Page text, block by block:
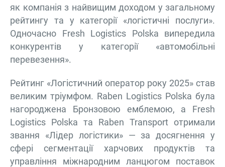
як компанія з найвищим доходом у загальному
рейтингу та у категорії «логістичні послуги».
Одночасно Fresh Logistics Polska випередила
конкурентів у категорії «автомобільні
перевезення».
Рейтинг «Логістичний оператор року 2025» став
великим тріумфом. Raben Logistics Polska була
нагороджена Бронзовою емблемою, а Fresh
Logistics Polska та Raben Transport отримали
звання «Лідер логістики» — за досягнення у
сфері сегментації харчових продуктів та
управління міжнародним ланцюгом поставок